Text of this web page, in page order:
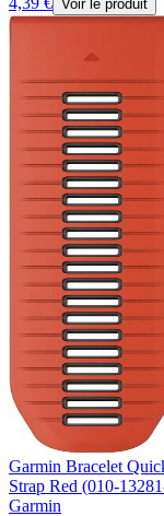
Voir le produit
Garmin Bracelet
Strap Red (010-
Garmin